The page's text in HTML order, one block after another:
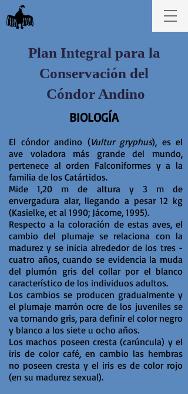
Plan Integral para la
Conservación del
Cóndor Andino
BIOLOGÍA
El cóndor andino (Vultur gryphus), es el
ave voladora más grande del mundo,
pertenece al orden Falconiformes y a la
familia de los Catártidos.
Mide 1,20 m de altura y 3 m de
envergadura alar, llegando a pesar 12 kg
(Kasielke, et al 1990; Jácome, 1995).
Respecto a la coloración de estas aves, el
cambio del plumaje se relaciona con la
madurez y se inicia alrededor de los tres -
cuatro años, cuando se evidencia la muda
del plumón gris del collar por el blanco
característico de los individuos adultos.
Los cambios se producen gradualmente y
el plumaje marrón ocre de los juveniles se
va tornando gris, para definir el color negro
y blanco a los siete u ocho años.
Los machos poseen cresta (carúncula) y el
iris de color café, en cambio las hembras
no poseen cresta y el iris es de color rojo
(en su madurez sexual).